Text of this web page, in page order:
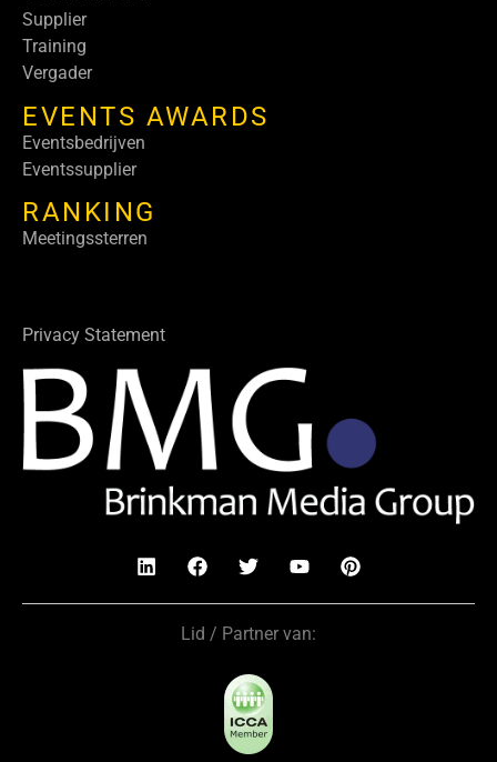
Supplier
Training
Vergader
EVENTS AWARDS
Eventsbedrijven
Eventssupplier
RANKING
Meetingssterren
Privacy Statement
Lid / Partner van: